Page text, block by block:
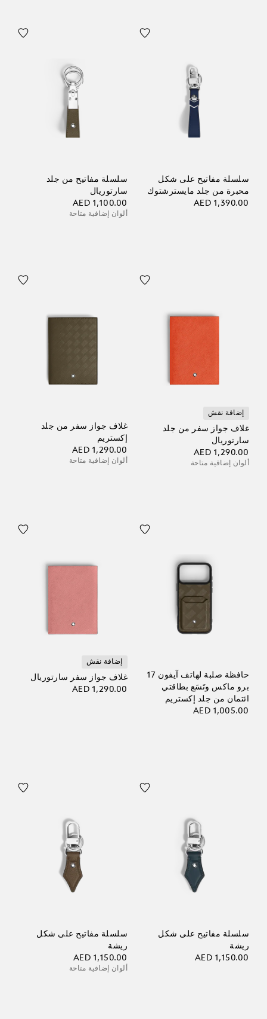
سلسلة مفاتيح على شكل
محبرة من جلد مايسترشتوك
AED 1,390.00
سلسلة مفاتيح من جلد
سارتوريال
AED 1,100.00
ألوان إضافية متاحة
إضافة نقش
غلاف جواز سفر من جلد
سارتوريال
AED 1,290.00
ألوان إضافية متاحة
غلاف جواز سفر من جلد
إكستريم
AED 1,290.00
ألوان إضافية متاحة
حافظة صلبة لهاتف آيفون 17
برو ماكس وتَسَع بطاقتي
ائتمان من جلد إكستريم
AED 1,005.00
إضافة نقش
غلاف جواز سفر سارتوريال
AED 1,290.00
سلسلة مفاتيح على شكل
ريشة
AED 1,150.00
سلسلة مفاتيح على شكل
ريشة
AED 1,150.00
ألوان إضافية متاحة